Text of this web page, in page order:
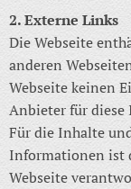
2. Externe Links
Die Webseite
anderen
Webseite keinen
Anbieter für diese
Für die Inhalte
Informationen ist
Webseite